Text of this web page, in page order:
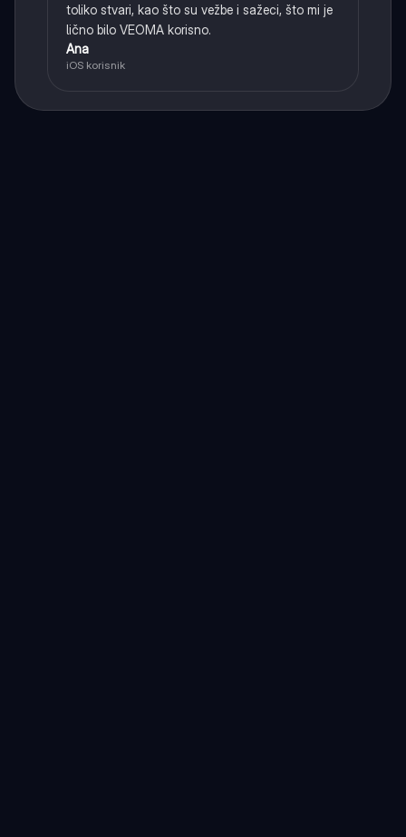
toliko stvari, kao što su vežbe i sažeci, što mi je
lično bilo VEOMA korisno.
Ana
iOS korisnik